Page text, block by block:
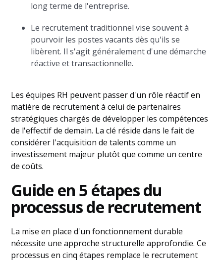
long terme de l'entreprise.
Le recrutement traditionnel vise souvent à
pourvoir les postes vacants dès qu'ils se
libèrent. Il s'agit généralement d'une démarche
réactive et transactionnelle.
Les équipes RH peuvent passer d'un rôle réactif en
matière de recrutement à celui de partenaires
stratégiques chargés de développer les compétences
de l'effectif de demain. La clé réside dans le fait de
considérer l'acquisition de talents comme un
investissement majeur plutôt que comme un centre
de coûts.
Guide en 5 étapes du
processus de recrutement
La mise en place d'un fonctionnement durable
nécessite une approche structurelle approfondie. Ce
processus en cinq étapes remplace le recrutement